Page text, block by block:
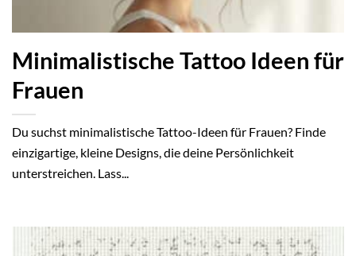
Minimalistische Tattoo Ideen für
Frauen
Du suchst minimalistische Tattoo-Ideen für Frauen? Finde
einzigartige, kleine Designs, die deine Persönlichkeit
unterstreichen. Lass...